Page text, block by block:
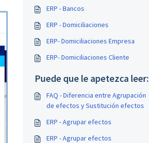
ERP - Bancos
ERP - Domiciliaciones
ERP- Domiciliaciones Empresa
ERP- Domiciliaciones Cliente
Puede que le apetezca leer:
FAQ - Diferencia entre Agrupación
de efectos y Sustitución efectos
ERP - Agrupar efectos
ERP - Agrupar efectos